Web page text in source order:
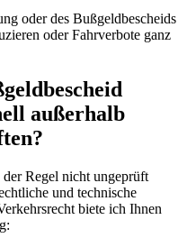
oder des Bußgeldbescheids
oder Fahrverbote ganz
außerhalb
Regel nicht ungeprüft
und technische
biete ich Ihnen